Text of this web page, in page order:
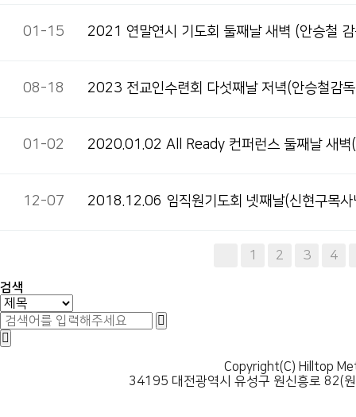
01-15 2021 연말연시 기도회 둘째날 새벽 (안승철
08-18 2023 전교인수련회 다섯째날 저녁(안승철감
01-02 2020.01.02 All Ready 컨퍼런스 둘째날 새벽
12-07 2018.12.06 임직원기도회 넷째날(신현구목사
1 2 3 4
검색
Copyright(C) Hilltop
34195 대전광역시 유성구 원신흥로